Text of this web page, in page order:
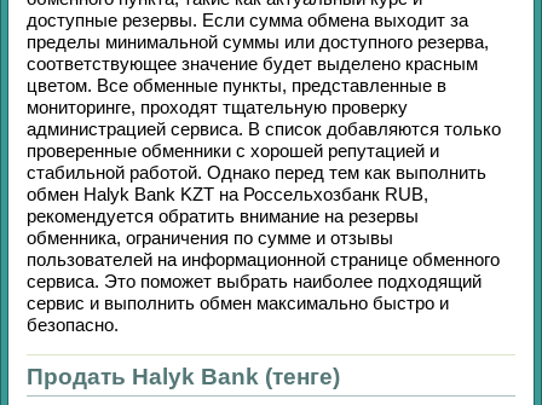
доступные резервы. Если сумма обмена выходит за
пределы минимальной суммы или доступного резерва,
соответствующее значение будет выделено красным
цветом. Все обменные пункты, представленные в
мониторинге, проходят тщательную проверку
администрацией сервиса. В список добавляются только
проверенные обменники с хорошей репутацией и
стабильной работой. Однако перед тем как выполнить
обмен Halyk Bank KZT на Россельхозбанк RUB,
рекомендуется обратить внимание на резервы
обменника, ограничения по сумме и отзывы
пользователей на информационной странице обменного
сервиса. Это поможет выбрать наиболее подходящий
сервис и выполнить обмен максимально быстро и
безопасно.
Продать Halyk Bank (тенге)